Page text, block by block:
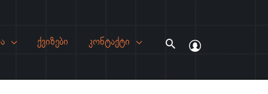
ქვიზები კონტაქტი Search